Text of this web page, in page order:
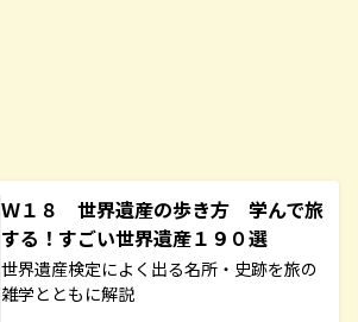
Ｗ１８ 世界遺産の歩き方 学んで旅
する！すごい世界遺産１９０選
世界遺産検定によく出る名所・史跡を旅の
雑学とともに解説